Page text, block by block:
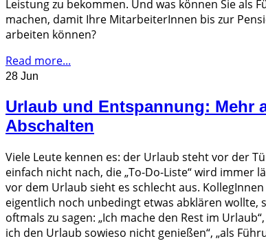
Leistung zu bekommen. Und was können Sie als
machen, damit Ihre MitarbeiterInnen bis zur
arbeiten können?
Read more...
28 Jun
Urlaub und Entspannung: Mehr
Abschalten
Viele Leute kennen es: der Urlaub steht vor der
einfach nicht nach, die „To-Do-Liste“ wird immer
vor dem Urlaub sieht es schlecht aus.
eigentlich noch unbedingt etwas abklären wollte,
oftmals zu sagen: „Ich mache den Rest im
ich den Urlaub sowieso nicht genießen“, „als